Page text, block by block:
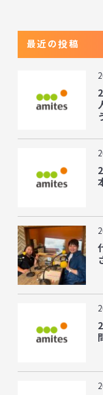
最近の投稿